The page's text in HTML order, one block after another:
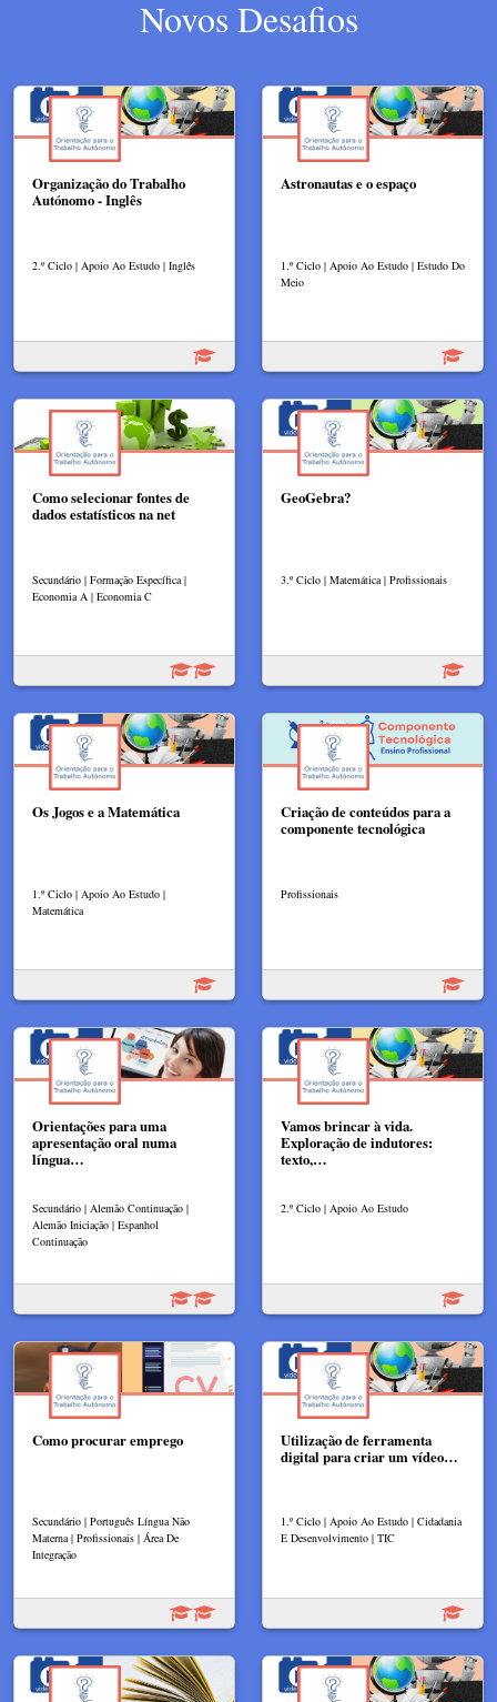
Novos Desafios
Organização do Trabalho
Autónomo - Inglês
2.º Ciclo | Apoio Ao Estudo | Inglês
Astronautas e o espaço
1.º Ciclo | Apoio Ao Estudo | Estudo Do
Meio
Como selecionar fontes de
dados estatísticos na net
Secundário | Formação Específica |
Economia A | Economia C
GeoGebra?
3.º Ciclo | Matemática | Profissionais
Os Jogos e a Matemática
1.º Ciclo | Apoio Ao Estudo |
Matemática
Criação de conteúdos para a
componente tecnológica
Profissionais
Orientações para uma
apresentação oral numa
língua…
Secundário | Alemão Continuação |
Alemão Iniciação | Espanhol
Continuação
Vamos brincar à vida.
Exploração de indutores:
texto,…
2.º Ciclo | Apoio Ao Estudo
Como procurar emprego
Secundário | Português Língua Não
Materna | Profissionais | Área De
Integração
Utilização de ferramenta
digital para criar um vídeo…
1.º Ciclo | Apoio Ao Estudo | Cidadania
E Desenvolvimento | TIC